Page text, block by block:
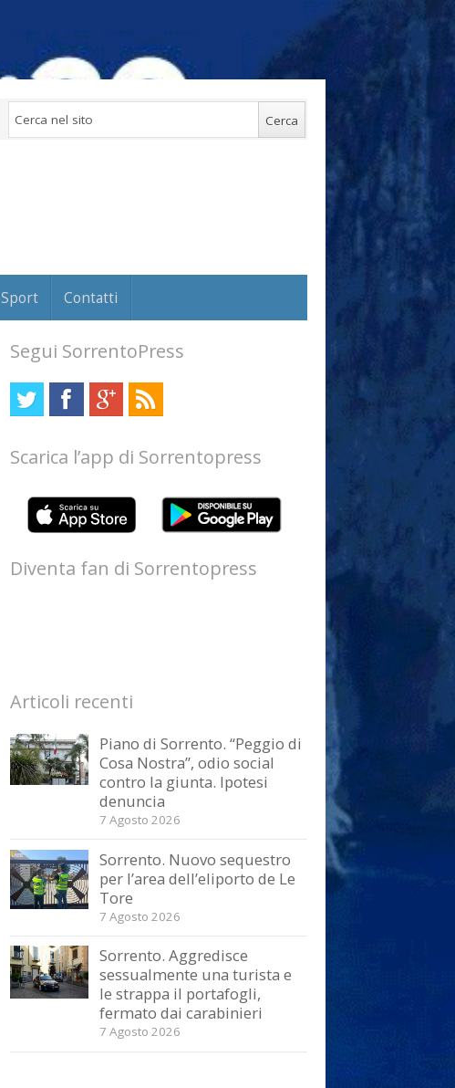
Sport Contatti
Segui SorrentoPress
Scarica l’app di Sorrentopress
Diventa fan di Sorrentopress
Articoli recenti
Piano di Sorrento. “Peggio di
Cosa Nostra”, odio social
contro la giunta. Ipotesi
denuncia
7 Agosto 2026
Sorrento. Nuovo sequestro
per l’area dell’eliporto de Le
Tore
7 Agosto 2026
Sorrento. Aggredisce
sessualmente una turista e
le strappa il portafogli,
fermato dai carabinieri
7 Agosto 2026